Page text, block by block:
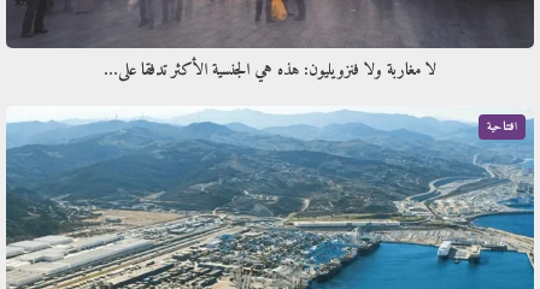
لا مغاربة ولا فنزويليون: هذه هي الجنسية الأكثر تدفقا على…
افتتاحية